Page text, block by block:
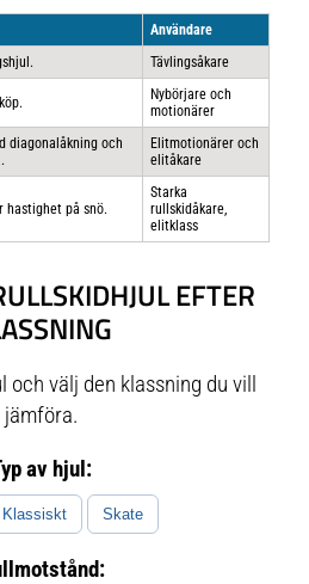
Användare
Tävlingsåkare
Nybörjare och
motionärer
diagonalåkning och
Elitmotionärer och
elitåkare
hastighet på snö.
Starka
rullskidåkare,
elitklass
EFTER
och välj den klassning du vill
jämföra.
av hjul:
Klassiskt Skate